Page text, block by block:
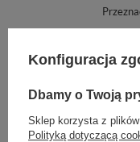
Proponujemy
Konfiguracja
Dbamy o Twoją
Sklep korzysta z
Polityką dotyczącą